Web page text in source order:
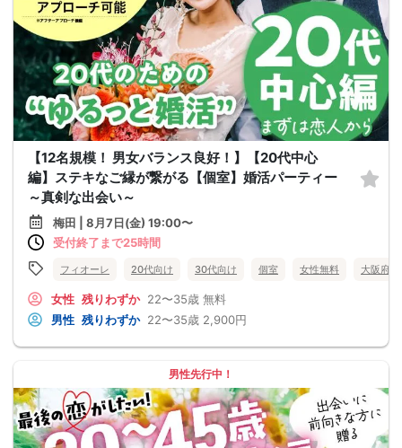
【12名規模！ 男女バランス良好！】【20代中心
編】ステキなご縁が繋がる【個室】婚活パーティー
～真剣な出会い～
梅田 | 8月7日(金) 19:00〜
受付終了まで25時間
フィオーレ 20代向け 30代向け 個室 女性無料 大阪府
女性 残りわずか 22〜35歳 無料
男性 残りわずか 22〜35歳 2,900円
男性先行中！